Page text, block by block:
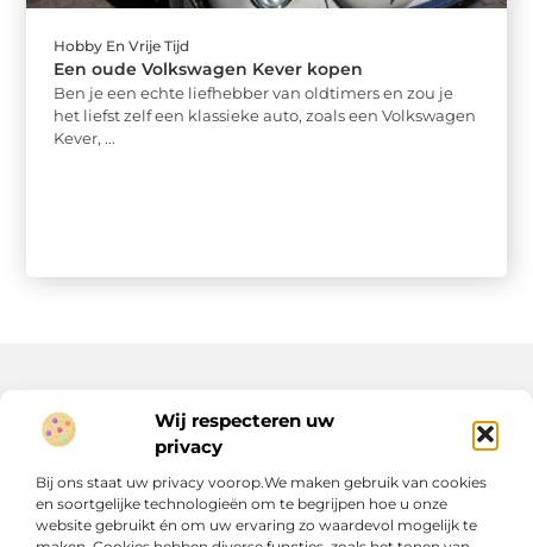
Wij respecteren uw
privacy
Bij ons staat uw privacy voorop.We maken gebruik van cookies
en soortgelijke technologieën om te begrijpen hoe u onze
website gebruikt én om uw ervaring zo waardevol mogelijk te
Hobby En Vrije Tijd
Een oude Volkswagen Kever kopen
Ben je een echte liefhebber van oldtimers en zou je
het liefst zelf een klassieke auto, zoals een Volkswagen
Kever, ...
Onze informatie